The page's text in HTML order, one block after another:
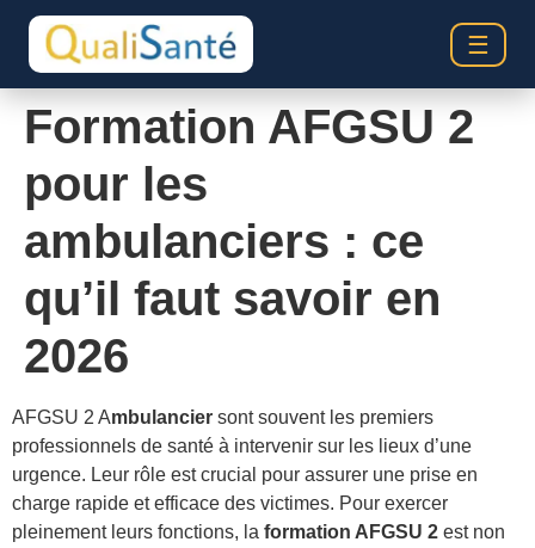
☰
Formation AFGSU 2
pour les
ambulanciers : ce
qu’il faut savoir en
2026
AFGSU 2 Ambulancier sont souvent les premiers
professionnels de santé à intervenir sur les lieux d’une
urgence. Leur rôle est crucial pour assurer une prise en
charge rapide et efficace des victimes. Pour exercer
pleinement leurs fonctions, la formation AFGSU 2 est non